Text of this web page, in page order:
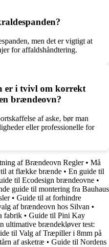
men det er vigtigt at
for affaldshåndtering.
er i tvivl om korrekt
brændeovn?
af aske, bør man
eller professionelle for
af Brændeovn Regler• Må
at flække brænde • En guide til
til Ecodesign brændeovne •
guide til montering fra Bauhaus
• Guide til at forhindre
af brændeovn hos Silvan •
fabrik • Guide til Pini Kay
ultimative brændekløver test:
til Valg af Træpiller i 8mm på
af asketræ • Guide til Nordens